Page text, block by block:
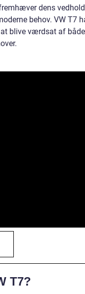
dens
behov. VW T7
blive værdsat af både
T7?